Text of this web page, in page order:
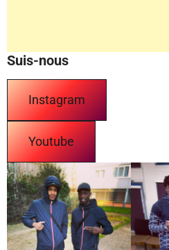
Suis-nous
Instagram
Youtube